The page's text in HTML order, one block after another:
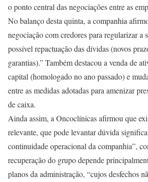
o ponto central das negociações entre as
No balanço desta quinta, a companhia
negociação com credores para regularizar a
possível repactuação das dívidas (novos
garantias).” Também destacou a venda de
capital (homologado no ano passado) e
entre as medidas adotadas para amenizar
de caixa.
Ainda assim, a Oncoclínicas afirmou que
relevante, que pode levantar dúvida
continuidade operacional da companhia”,
recuperação do grupo depende
planos da administração, “cujos desfechos